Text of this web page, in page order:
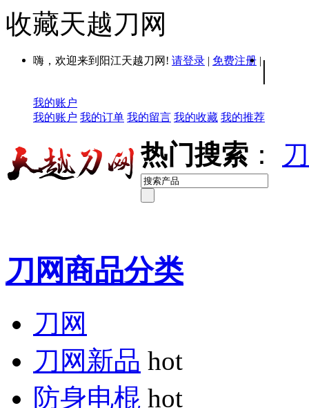
收藏天越刀网
嗨，欢迎来到阳江天越刀网! 请登录 | 免费注册 | |
我的账户
我的账户 我的订单 我的留言 我的收藏 我的推荐
热门搜索 ：
刀网商品分类
刀网
刀网新品 hot
防身电棍 hot